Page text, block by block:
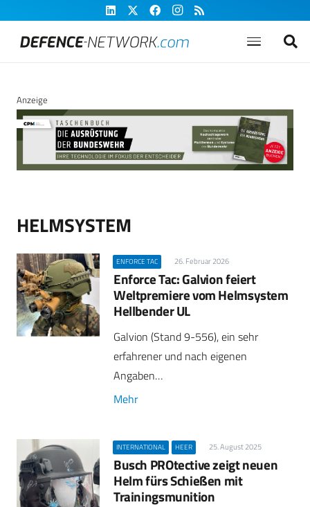
Anzeige
HELMSYSTEM
ENFORCE TAC 26. Februar 2026
Enforce Tac: Galvion feiert
Weltpremiere vom Helmsystem
Hellbender UL
Galvion (Stand 9-556), ein sehr
erfahrener und nach eigenen
Angaben…
Mehr
INTERNATIONAL HEER 25. August 2025
Busch PROtective zeigt neuen
Helm fürs Schießen mit
Trainingsmunition